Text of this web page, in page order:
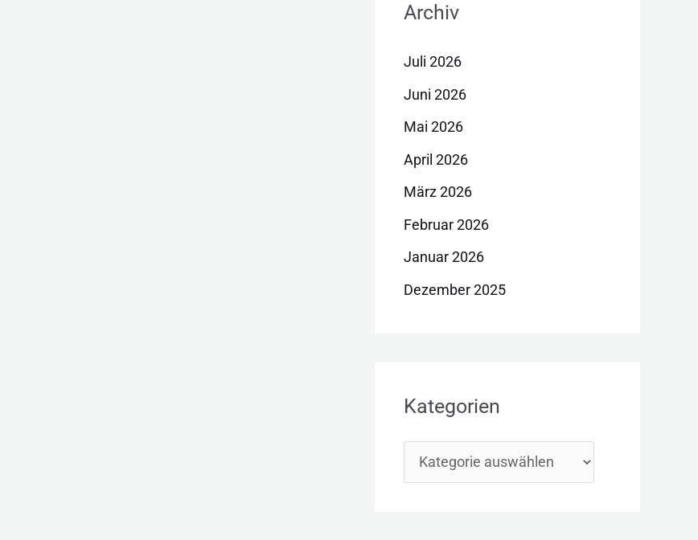
Archiv
Juli 2026
Juni 2026
Mai 2026
April 2026
März 2026
Februar 2026
Januar 2026
Dezember 2025
Kategorien